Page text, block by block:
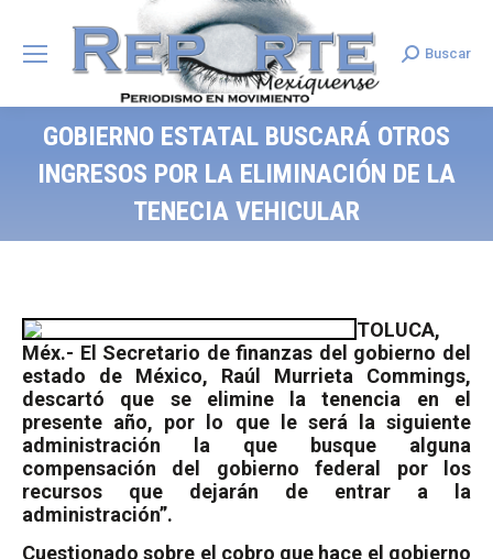
Search:
Buscar
GOBIERNO ESTATAL BUSCARÁ OTROS
INGRESOS POR LA ELIMINACIÓN DE LA
TENECIA VEHICULAR
TOLUCA,
Méx.- El Secretario de finanzas del gobierno del
estado de México, Raúl Murrieta Commings,
descartó que se elimine la tenencia en el
presente año, por lo que le será la siguiente
administración la que busque alguna
compensación del gobierno federal por los
recursos que dejarán de entrar a la
administración”.
Cuestionado sobre el cobro que hace el gobierno